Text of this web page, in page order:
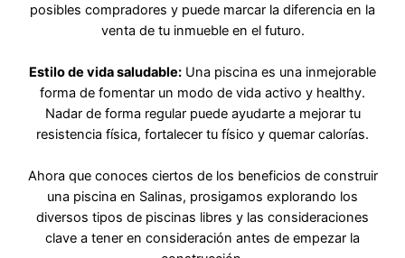
posibles compradores y puede marcar la diferencia en la
venta de tu inmueble en el futuro.
Estilo de vida saludable: Una piscina es una inmejorable
forma de fomentar un modo de vida activo y healthy.
Nadar de forma regular puede ayudarte a mejorar tu
resistencia física, fortalecer tu físico y quemar calorías.
Ahora que conoces ciertos de los beneficios de construir
una piscina en Salinas, prosigamos explorando los
diversos tipos de piscinas libres y las consideraciones
clave a tener en consideración antes de empezar la